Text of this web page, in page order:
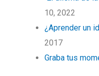
10, 2022
¿Aprender un
2017
Graba tus